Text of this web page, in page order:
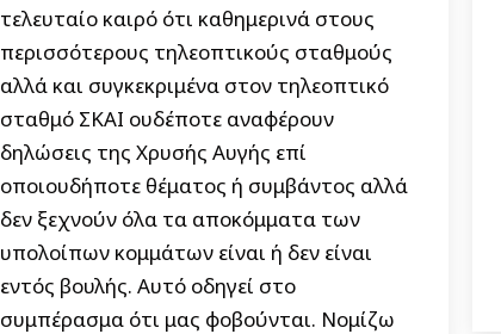
τελευταίο καιρό ότι καθημερινά στους
περισσότερους τηλεοπτικούς σταθμούς
αλλά και συγκεκριμένα στον τηλεοπτικό
σταθμό ΣΚΑΙ ουδέποτε αναφέρουν
δηλώσεις της Χρυσής Αυγής επί
οποιουδήποτε θέματος ή συμβάντος αλλά
δεν ξεχνούν όλα τα αποκόμματα των
υπολοίπων κομμάτων είναι ή δεν είναι
εντός βουλής. Αυτό οδηγεί στο
συμπέρασμα ότι μας φοβούνται. Νομίζω